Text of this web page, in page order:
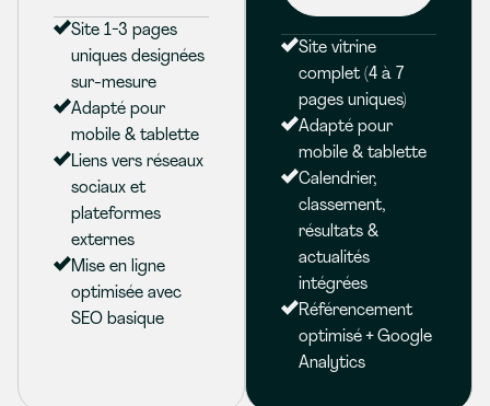
Site 1-3 pages
uniques designées
sur-mesure
Adapté pour
mobile & tablette
Liens vers réseaux
sociaux et
plateformes
externes
Mise en ligne
optimisée avec
SEO basique
Site vitrine
complet (4 à 7
pages uniques)
Adapté pour
mobile & tablette
Calendrier,
classement,
résultats &
actualités
intégrées
Référencement
optimisé + Google
Analytics